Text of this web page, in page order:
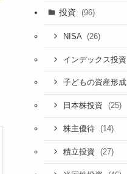
投資 (96)
NISA (26)
インデックス投資
子どもの資産形成
日本株投資 (25)
株主優待 (14)
積立投資 (27)